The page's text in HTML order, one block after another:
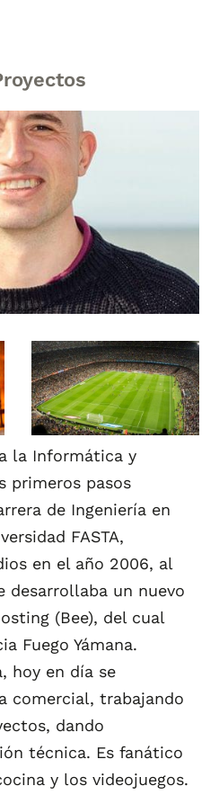
la Informática y
primeros pasos
de Ingeniería en
FASTA,
en el año 2006, al
desarrollaba un nuevo
(Bee), del cual
Fuego Yámana.
hoy en día se
comercial, trabajando
dando
técnica. Es fanático
y los videojuegos.